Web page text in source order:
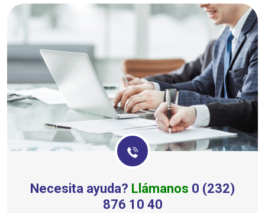
Necesita ayuda? Llámanos 0 (232)
876 10 40